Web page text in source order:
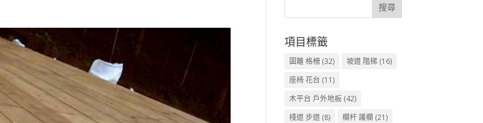
項目標籤
圍籬 格柵 (32) 坡道 階梯 (16)
座椅 花台 (11)
木平台 戶外地板 (42)
棧道 步道 (8) 欄杆 護欄 (21)